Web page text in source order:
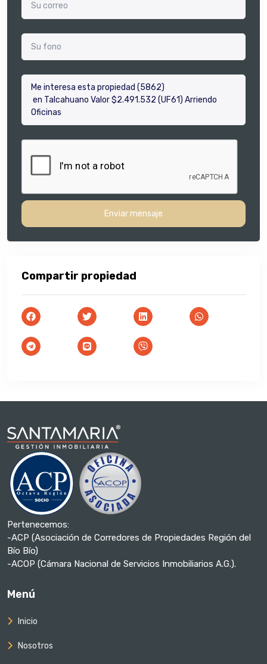
Enviar mensaje
Compartir propiedad
Pertenecemos:
-ACP (Asociación de Corredores de Propiedades Región del
Bío Bío)
-ACOP (Cámara Nacional de Servicios Inmobiliarios A.G.).
Menú
Inicio
Nosotros